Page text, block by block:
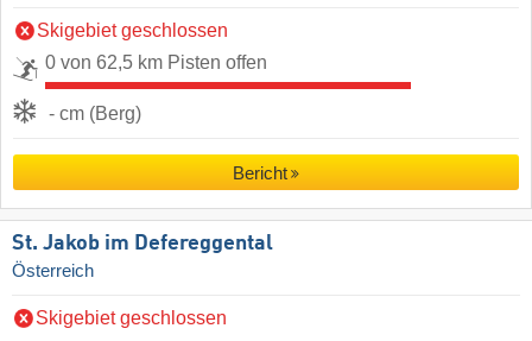
Skigebiet geschlossen
0 von 62,5 km Pisten offen
- cm (Berg)
Bericht
St. Jakob im Defereggental
Österreich
Skigebiet geschlossen